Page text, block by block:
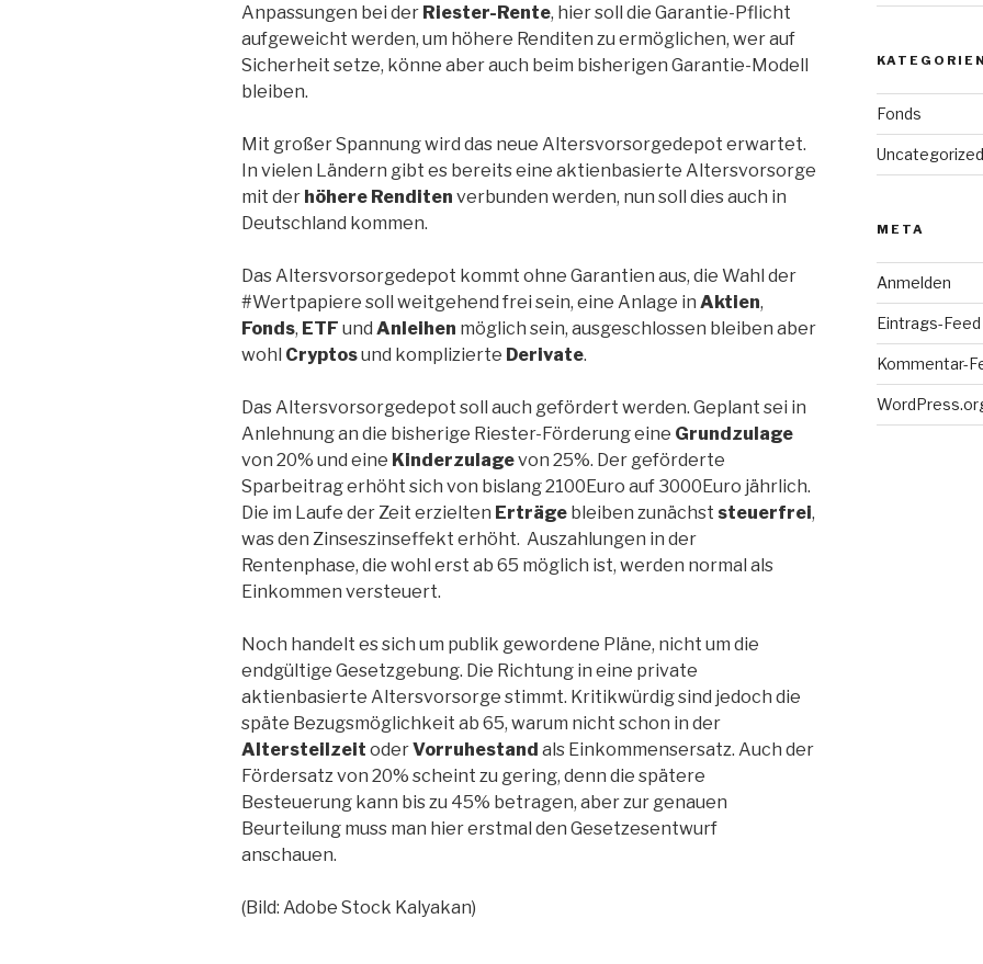
Anpassungen bei der Riester-Rente, hier soll die Garantie-Pflicht
aufgeweicht werden, um höhere Renditen zu ermöglichen, wer auf
Sicherheit setze, könne aber auch beim bisherigen Garantie-Modell
bleiben.
Mit großer Spannung wird das neue Altersvorsorgedepot erwartet.
In vielen Ländern gibt es bereits eine aktienbasierte Altersvorsorge
mit der höhere Renditen verbunden werden, nun soll dies auch in
Deutschland kommen.
Das Altersvorsorgedepot kommt ohne Garantien aus, die Wahl der
#Wertpapiere soll weitgehend frei sein, eine Anlage in Aktien,
Fonds, ETF und Anleihen möglich sein, ausgeschlossen bleiben aber
wohl Cryptosund komplizierte Derivate.
Das Altersvorsorgedepot soll auch gefördert werden. Geplant sei in
Anlehnung an die bisherige Riester-Förderung eine Grundzulage
von 20% und eine Kinderzulagevon 25%. Der geförderte
Sparbeitrag erhöht sich von bislang 2100Euro auf 3000Euro jährlich.
Die im Laufe der Zeit erzielten Erträge bleiben zunächst steuerfrei,
was den Zinseszinseffekt erhöht. Auszahlungen in der
Rentenphase, die wohl erst ab 65 möglich ist, werden normal als
Einkommen versteuert.
Noch handelt es sich um publik gewordene Pläne, nicht um die
endgültige Gesetzgebung. Die Richtung in eine private
aktienbasierte Altersvorsorge stimmt. Kritikwürdig sind jedoch die
späte Bezugsmöglichkeit ab 65, warum nicht schon in der
Altersteilzeit oderVorruhestand als Einkommensersatz. Auch der
Fördersatz von 20% scheint zu gering, denn die spätere
Besteuerung kann bis zu 45% betragen, aber zur genauen
Beurteilung muss man hier erstmal den Gesetzesentwurf
anschauen.
(Bild: Adobe Stock Kalyakan)
Fonds
Uncategorized
META
Anmelden
Eintrags-Feed
Kommentar-